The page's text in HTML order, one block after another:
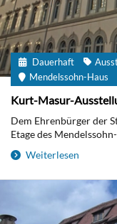
Dauerhaft
Mendelssohn-Haus
Kurt-Masur-
Dem Ehrenbürger der
Etage des
Weiterlesen